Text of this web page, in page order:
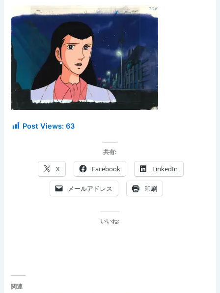
Post Views: 63
共有:
X Facebook LinkedIn
メールアドレス 印刷
いいね:
関連